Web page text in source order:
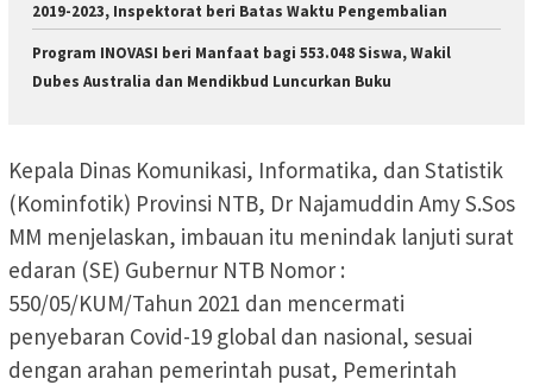
2019-2023, Inspektorat beri Batas Waktu Pengembalian
Program INOVASI beri Manfaat bagi 553.048 Siswa, Wakil
Dubes Australia dan Mendikbud Luncurkan Buku
Kepala Dinas Komunikasi, Informatika, dan Statistik
(Kominfotik) Provinsi NTB, Dr Najamuddin Amy S.Sos
MM menjelaskan, imbauan itu menindak lanjuti surat
edaran (SE) Gubernur NTB Nomor :
550/05/KUM/Tahun 2021 dan mencermati
penyebaran Covid-19 global dan nasional, sesuai
dengan arahan pemerintah pusat, Pemerintah